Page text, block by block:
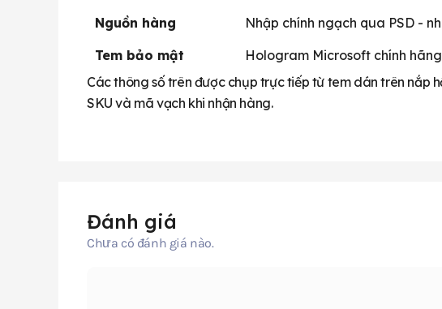
Nguồn hàng
Nhập chính ngạch qua PSD -
Tem bảo mật
Hologram Microsoft chính
Các thông số trên được chụp trực tiếp từ tem dán trên nắp
SKU và mã vạch khi nhận hàng.
Đánh giá
Chưa có đánh giá nào.